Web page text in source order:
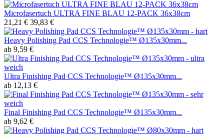
Microfasertuch ULTRA FINE BLAU 12-PACK 36x38cm
21,21 € 39,83 €
Heavy Polishing Pad CCS Technologie™ Ø135x30mm...
ab 9,59 €
Ultra Finishing Pad CCS Technologie™ Ø135x30mm...
ab 12,13 €
Final Finishing Pad CCS Technologie™ Ø135x30mm...
ab 9,62 €